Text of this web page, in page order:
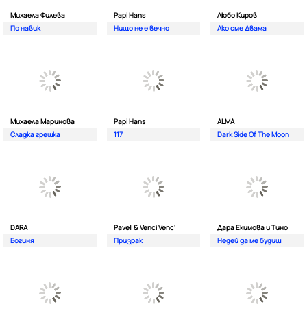
Михаела Филева
По навик
Papi Hans
Нищо не е вечно
Любо Киров
Ако сме Двама
Михаела Маринова
Сладка грешка
Papi Hans
117
ALMA
Dark Side Of The Moon
DARA
Богиня
Pavell & Venci Venc'
Призрак
Дара Екимова и Тино
Недей да ме будиш